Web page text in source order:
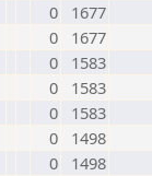
0
1677
0
1677
0
1583
0
1583
0
1583
0
1498
0
1498